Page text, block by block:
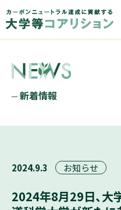
新着情報
2024.9.3 お知らせ
2024年8月29日、大